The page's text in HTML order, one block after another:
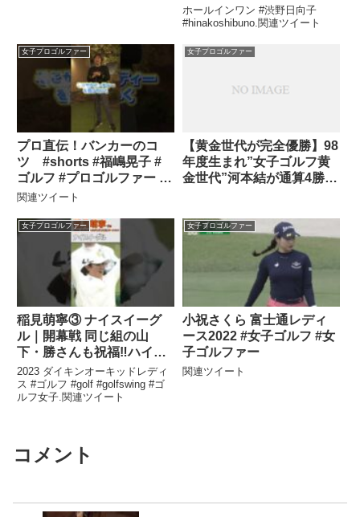
手権/2022年10月23
日/BMW LADIES
Shibuno Hinako
ホールインワン #渋野日向子
#hinakoshibuno.関連ツイート
女子プロゴルファー
プロ直伝！バンカーのコ
ツ #shorts #福嶋晃子 #
ゴルフ #プロゴルファー #
女子プロゴルファー #golf
関連ツイート
女子プロゴルファー
【黄金世代が完全優勝】98
年度生まれ”女子ゴルフ黄
金世代”河本結が通算4勝目
フトーナメント2025
女子プロゴルファー
稲見萌寧③ ナイスイーグ
ル｜開幕戦 同じ組の山
下・勝さんも祝福‼ハイタ
ッチ‼ナイス😊｜スイング
女子プロゴルファー
#shorts
2023 ダイキンオーキッドレディ
ス #ゴルフ #golf #golfswing #ゴ
ルフ女子.関連ツイート
女子プロゴルファー
小祝さくら 富士通レディ
ース2022 #女子ゴルフ #女
子ゴルファー
関連ツイート
コメント